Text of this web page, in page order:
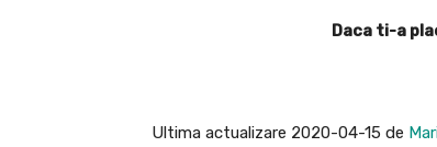
Daca ti-a
Ultima actualizare 2020-04-15 de